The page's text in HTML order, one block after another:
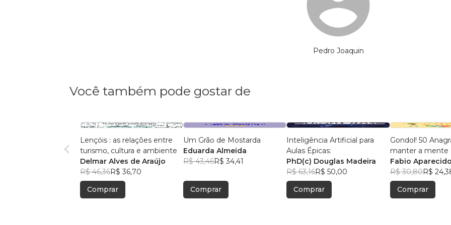
Pedro Joaquin
Você também pode gostar de
Lençóis : as relações entre
turismo, cultura e ambiente
Delmar Alves de Araújo
R$ 46,36R$ 36,70
Comprar
Um Grão de Mostarda
Eduarda Almeida
R$ 43,46R$ 34,41
Comprar
Inteligência Artificial para
Aulas Épicas:
PhD(c) Douglas Madeira
R$ 63,16R$ 50,00
Comprar
Gondol! 50
manter a mente
Fabio
R$ 30,80R$
Comprar